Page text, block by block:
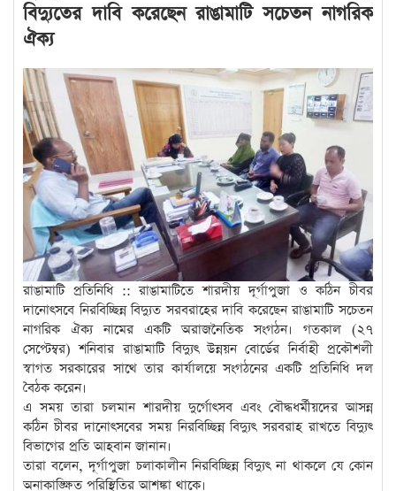
বিদ্যুতের দাবি করেছেন রাঙামাটি সচেতন নাগরিক
ঐক্য
রাঙামাটি প্রতিনিধি :: রাঙামাটিতে শারদীয় দূর্গাপুজা ও কঠিন চীবর
দানোৎসবে নিরবিচ্ছিন্ন বিদ্যুত সরবরাহের দাবি করেছেন রাঙামাটি সচেতন
নাগরিক ঐক্য নামের একটি অরাজনৈতিক সংগঠন। গতকাল (২৭
সেপ্টেম্বর) শনিবার রাঙামাটি বিদ্যুৎ উন্নয়ন বোর্ডের নির্বাহী প্রকৌশলী
স্বাগত সরকারের সাথে তার কার্যালয়ে সংগঠনের একটি প্রতিনিধি দল
বৈঠক করেন।
এ সময় তারা চলমান শারদীয় দুর্গোৎসব এবং বৌদ্ধধর্মীয়দের আসন্ন
কঠিন চীবর দানোৎসবের সময় নিরবিচ্ছিন্ন বিদ্যুৎ সরবরাহ রাখতে বিদ্যুৎ
বিভাগের প্রতি আহবান জানান।
তারা বলেন, দূর্গাপুজা চলাকালীন নিরবিচ্ছিন্ন বিদ্যুৎ না থাকলে যে কোন
অনাকাঙ্ক্ষিত পরিস্থিতির আশঙ্কা থাকে।